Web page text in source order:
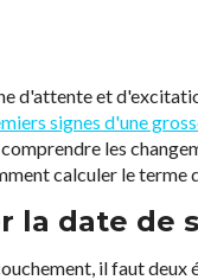
d'attente et
signes d'une
les
calculer le terme
la date de
il faut